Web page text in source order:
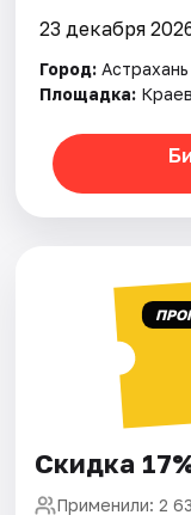
23 декабря
Город: Астрахань
Площадка:
Скидка
Применили: 2